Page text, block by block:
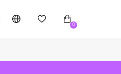
0